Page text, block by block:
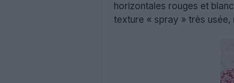
horizontales rouges et
texture « spray » très